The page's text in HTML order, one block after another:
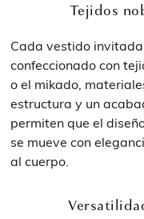
Tejidos
Cada vestido
confeccionado con
o el mikado,
estructura y un
permiten que el
se mueve con
al cuerpo.